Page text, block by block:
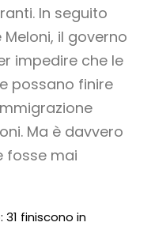
In seguito
il governo
impedire che le
possano finire
Ma è davvero
fosse mai
31 finiscono in